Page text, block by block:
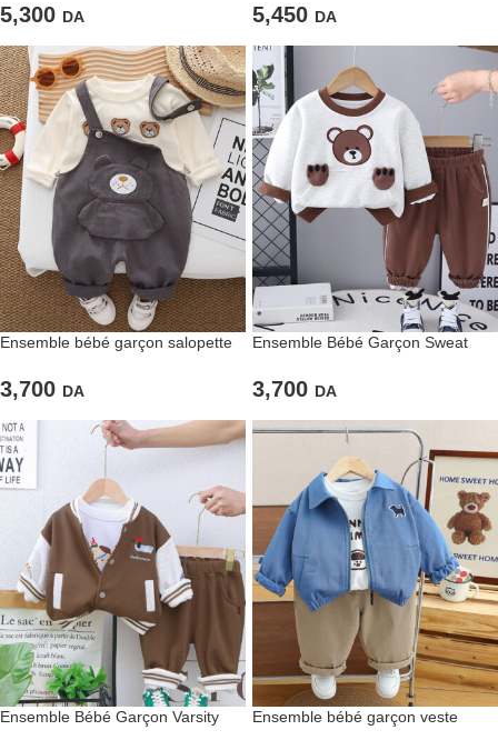
Ludiques
5,300 DA 5,450 DA
Ensemble bébé garçon salopette
3,700 DA
Ensemble Bébé Garçon Sweat
Douillet
3,700 DA
Ensemble Bébé Garçon Varsity
Ensemble bébé garçon veste